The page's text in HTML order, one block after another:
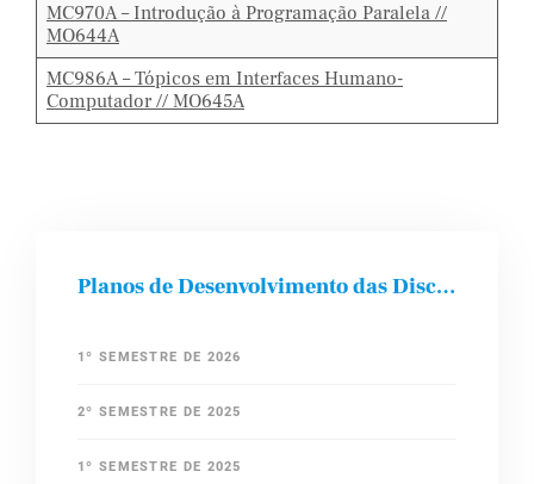
MC970A – Introdução à Programação Paralela //
MO644A
MC986A – Tópicos em Interfaces Humano-
Computador // MO645A
Planos de Desenvolvimento das Disciplinas
1º SEMESTRE DE 2026
2º SEMESTRE DE 2025
1º SEMESTRE DE 2025